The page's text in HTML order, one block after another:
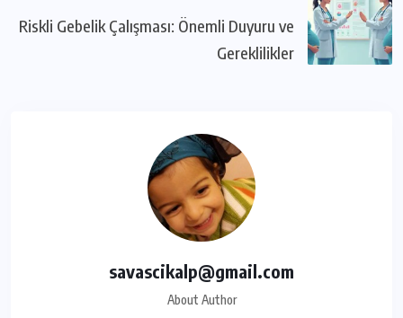
Riskli Gebelik Çalışması: Önemli Duyuru ve
Gereklilikler
savascikalp@gmail.com
About Author